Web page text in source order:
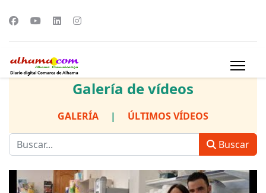
Galería de vídeos
GALERÍA | ÚLTIMOS VÍDEOS
Buscar